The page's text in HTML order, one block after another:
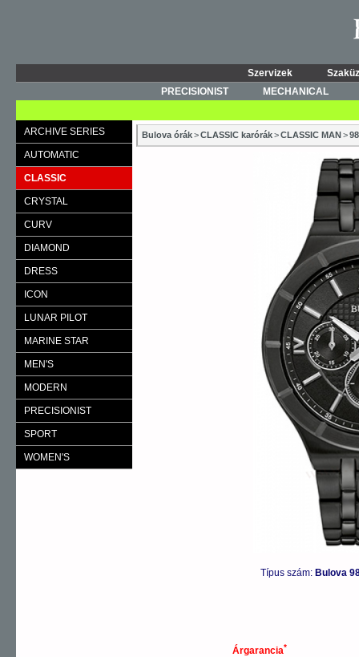
Szervizek
PRECISIONIST
MECHANICAL
ARCHIVE SERIES
AUTOMATIC
CLASSIC
CRYSTAL
CURV
DIAMOND
DRESS
ICON
LUNAR PILOT
MARINE STAR
MEN'S
MODERN
PRECISIONIST
SPORT
WOMEN'S
Bulova órák>CLASSIC karórák>CLASSIC MAN>
Típus szám: Bulova
Árgarancia*